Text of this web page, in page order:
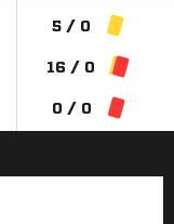
5 / 0
16 / 0
0 / 0